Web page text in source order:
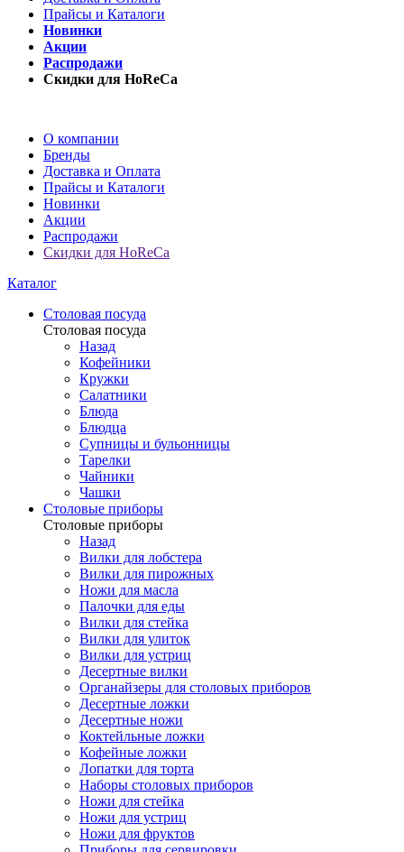
Прайсы и Каталоги
Новинки
Акции
Распродажи
Скидки для HoReCa
О компании
Бренды
Доставка и Оплата
Прайсы и Каталоги
Новинки
Акции
Распродажи
Скидки для HoReCa
Каталог
Столовая посуда
Столовая посуда
Назад
Кофейники
Кружки
Салатники
Блюда
Блюдца
Супницы и бульонницы
Тарелки
Чайники
Чашки
Cтоловые приборы
Cтоловые приборы
Назад
Вилки для лобстера
Вилки для пирожных
Ножи для масла
Палочки для еды
Вилки для стейка
Вилки для улиток
Вилки для устриц
Десертные вилки
Органайзеры для столовых приборов
Десертные ложки
Десертные ножи
Коктейльные ложки
Кофейные ложки
Лопатки для торта
Наборы столовых приборов
Ножи для стейка
Ножи для устриц
Ножи для фруктов